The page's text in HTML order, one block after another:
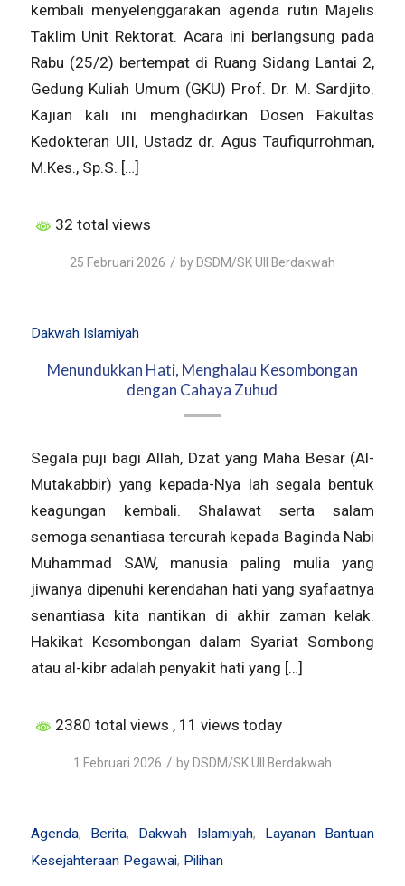
kembali menyelenggarakan agenda rutin Majelis
Taklim Unit Rektorat. Acara ini berlangsung pada
Rabu (25/2) bertempat di Ruang Sidang Lantai 2,
Gedung Kuliah Umum (GKU) Prof. Dr. M. Sardjito.
Kajian kali ini menghadirkan Dosen Fakultas
Kedokteran UII, Ustadz dr. Agus Taufiqurrohman,
M.Kes., Sp.S. […]
32 total views
25 Februari 2026 / by DSDM/SK UII Berdakwah
Dakwah Islamiyah
Menundukkan Hati, Menghalau Kesombongan
dengan Cahaya Zuhud
Segala puji bagi Allah, Dzat yang Maha Besar (Al-
Mutakabbir) yang kepada-Nya lah segala bentuk
keagungan kembali. Shalawat serta salam
semoga senantiasa tercurah kepada Baginda Nabi
Muhammad SAW, manusia paling mulia yang
jiwanya dipenuhi kerendahan hati yang syafaatnya
senantiasa kita nantikan di akhir zaman kelak.
Hakikat Kesombongan dalam Syariat Sombong
atau al-kibr adalah penyakit hati yang […]
2380 total views , 11 views today
1 Februari 2026 / byDSDM/SK UII Berdakwah
Agenda, Berita, Dakwah Islamiyah, Layanan Bantuan
Kesejahteraan Pegawai, Pilihan